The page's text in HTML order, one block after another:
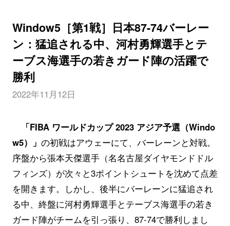
Window5［第1戦］日本87-74バーレー
ン：猛追される中、河村勇輝選手とテ
ーブス海選手の若きガード陣の活躍で
勝利
2022年11月12日
「FIBA ワールドカップ 2023 アジア予選（Windo
w5）」 の初戦はアウェーにて、バーレーンと対戦。
序盤から張本天傑選手（名名古屋ダイヤモンドドル
フィンズ）が次々と3ポイントシュートを沈めて点差
を開きます。しかし、後半にバーレーンに猛追され
る中、終盤に河村勇輝選手とテーブス海選手の若き
ガード陣がチームを引っ張り、87-74で勝利しまし